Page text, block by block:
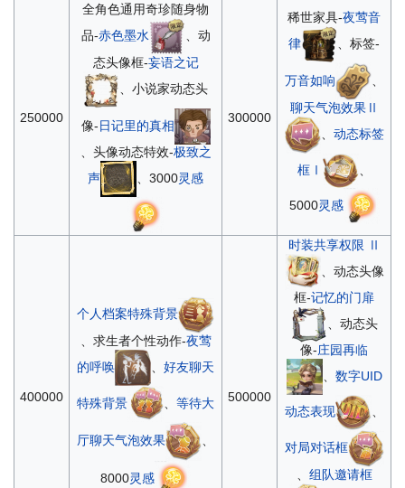
250000
全角色通用奇珍随身物
品-赤色墨水
、动
态头像框-妄语之记
、小说家动态头
像-日记里的真相
、头像动态特效-极致之
声
、3000灵感
300000
稀世家具-夜莺音
律
、标签-
万音如响
聊天气泡效果Ⅱ
动态标签
框Ⅰ
5000灵感
400000
个人档案特殊背景
、求生者个性动作-夜莺
的呼唤
好友聊天
特殊背景 等待大
厅聊天气泡效果
8000灵感
500000
时装共享权限 Ⅱ
、动态头像
框-记忆的门扉
、动态头
像-庄园再临
、 数字UID
动态表现
对局对话框
组队邀请框